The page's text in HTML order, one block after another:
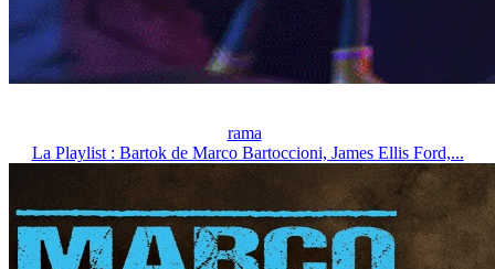
rama
La Playlist : Bartok de Marco Bartoccioni, James Ellis Ford,...